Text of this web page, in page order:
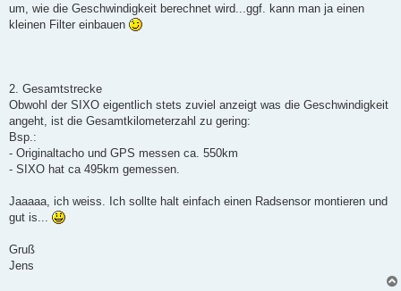
um, wie die Geschwindigkeit berechnet wird...ggf. kann man ja einen
kleinen Filter einbauen
2. Gesamtstrecke
Obwohl der SIXO eigentlich stets zuviel anzeigt was die Geschwindigkeit
angeht, ist die Gesamtkilometerzahl zu gering:
Bsp.:
- Originaltacho und GPS messen ca. 550km
- SIXO hat ca 495km gemessen.
Jaaaaa, ich weiss. Ich sollte halt einfach einen Radsensor montieren und
gut is...
Gruß
Jens